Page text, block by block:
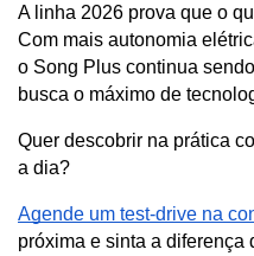
A linha 2026 prova que o
Com mais autonomia
o Song Plus continua
busca o máximo de
Quer descobrir na prática
a dia?
Agende um test-drive na
próxima e sinta a diferença